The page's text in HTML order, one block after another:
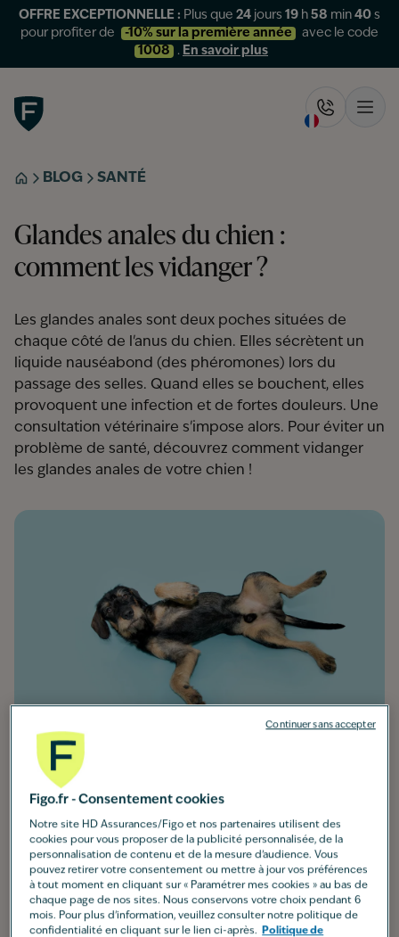
OFFRE EXCEPTIONNELLE : Plus que24 jours19 h58 min39s
pour profiter de
-10% sur la première année
avec le code
1008
. En savoir plus
Figo
ACCUEIL
BLOG SANTÉ
Glandes anales du chien :
comment les vidanger ?
Les glandes anales sont deux poches situées de
chaque côté de l'anus du chien. Elles sécrètent un
liquide nauséabond (des phéromones) lors du
passage des selles. Quand elles se bouchent, elles
provoquent une infection et de fortes douleurs. Une
consultation vétérinaire s'impose alors. Pour éviter un
problème de santé, découvrez comment vidanger
les glandes anales de votre chien !
Comment vidanger les glandes anales d'un chien ?
En temps normal, vous n'avez pas à effectuer la
tout seul quandil fait caca. Le liquide s'éjecte
également lorsqu'il rencontreune situation
stressante.
Quelle est la fréquence de la vidange des glandes
Figo.fr - Consentement cookies
Notre site HD Assurances/Figo et nos partenaires utilisent des
cookies pour vous proposer de la publicité personnalisée, de la
personnalisation de contenu et de la mesure d’audience. Vous
pouvez retirer votre consentement ou mettre à jour vos préférences
à tout moment en cliquant sur « Paramétrer mes cookies » au bas de
chaque page de nos sites. Nous conservons votre choix pendant 6
mois. Pour plus d'information, veuillez consulter notre politique de
confidentialité en cliquant sur le lien ci-après.
Politique de
Continuer sans accepter